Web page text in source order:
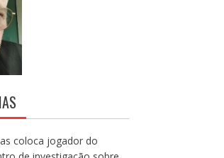
coloca jogador do